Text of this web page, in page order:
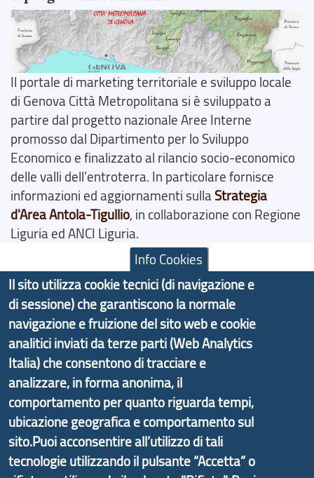
Il portale di marketing territoriale e sviluppo locale
di Genova Città Metropolitana si è sviluppato a
partire dal progetto nazionale Aree Interne
promosso dal Dipartimento per lo Sviluppo
Economico e finalizzato al rilancio socio-economico
delle valli dell’entroterra. In particolare fornisce
informazioni ed aggiornamenti sullaStrategia
d'Area Antola-Tigullio, in collaborazione con Regione
Liguria ed ANCI Liguria.
Copyright © 2017 Città metropolitana di Genova |
CF: 80007350103
Tecnologie e Accessibilità
Privacy
Note Legali
Contatti
Statistiche
Info Cookies
Il sito utilizza cookie tecnici (di navigazione e
di sessione) che garantiscono la normale
navigazione e fruizione del sito web e cookie
analitici inviati da terze parti (Web Analytics
Italia) che consentono di tracciare e
analizzare, in forma anonima, il
comportamento per quanto riguarda tempi,
ubicazione geografica e comportamento sul
sito.Puoi acconsentire all’utilizzo di tali
tecnologie utilizzando il pulsante “Accetta” o